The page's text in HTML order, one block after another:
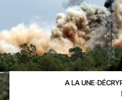
A LA UNE›